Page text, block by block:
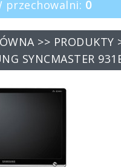
przechowalni: 0
>> PRODUKTY
SYNCMASTER